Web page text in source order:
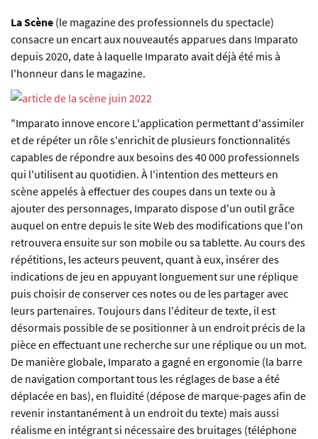
La Scène (le magazine des professionnels du spectacle)
consacre un encart aux nouveautés apparues dans Imparato
depuis 2020, date à laquelle Imparato avait déjà été mis à
l'honneur dans le magazine.
"Imparato innove encore L'application permettant d'assimiler
et de répéter un rôle s'enrichit de plusieurs fonctionnalités
capables de répondre aux besoins des 40 000 professionnels
qui l'utilisent au quotidien. À l'intention des metteurs en
scène appelés à effectuer des coupes dans un texte ou à
ajouter des personnages, Imparato dispose d'un outil grâce
auquel on entre depuis le site Web des modifications que l'on
retrouvera ensuite sur son mobile ou sa tablette. Au cours des
répétitions, les acteurs peuvent, quant à eux, insérer des
indications de jeu en appuyant longuement sur une réplique
puis choisir de conserver ces notes ou de les partager avec
leurs partenaires. Toujours dans l'éditeur de texte, il est
désormais possible de se positionner à un endroit précis de la
pièce en effectuant une recherche sur une réplique ou un mot.
De manière globale, Imparato a gagné en ergonomie (la barre
de navigation comportant tous les réglages de base a été
déplacée en bas), en fluidité (dépose de marque-pages afin de
revenir instantanément à un endroit du texte) mais aussi
réalisme en intégrant si nécessaire des bruitages (téléphone